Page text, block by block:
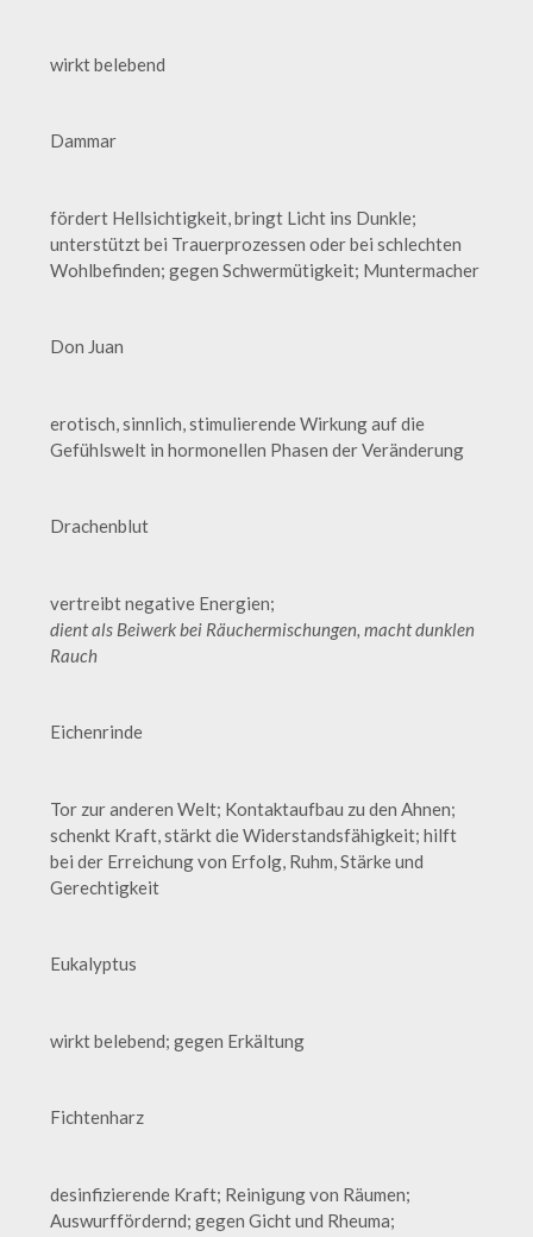
wirkt belebend
Dammar
fördert Hellsichtigkeit, bringt Licht ins Dunkle;
unterstützt bei Trauerprozessen oder bei schlechten
Wohlbefinden; gegen Schwermütigkeit; Muntermacher
Don Juan
erotisch, sinnlich, stimulierende Wirkung auf die
Gefühlswelt in hormonellen Phasen der Veränderung
Drachenblut
vertreibt negative Energien;
dient als Beiwerk bei Räuchermischungen, macht dunklen
Rauch
Eichenrinde
Tor zur anderen Welt; Kontaktaufbau zu den Ahnen;
schenkt Kraft, stärkt die Widerstandsfähigkeit; hilft
bei der Erreichung von Erfolg, Ruhm, Stärke und
Gerechtigkeit
Eukalyptus
wirkt belebend; gegen Erkältung
Fichtenharz
desinfizierende Kraft; Reinigung von Räumen;
Auswurffördernd; gegen Gicht und Rheuma;